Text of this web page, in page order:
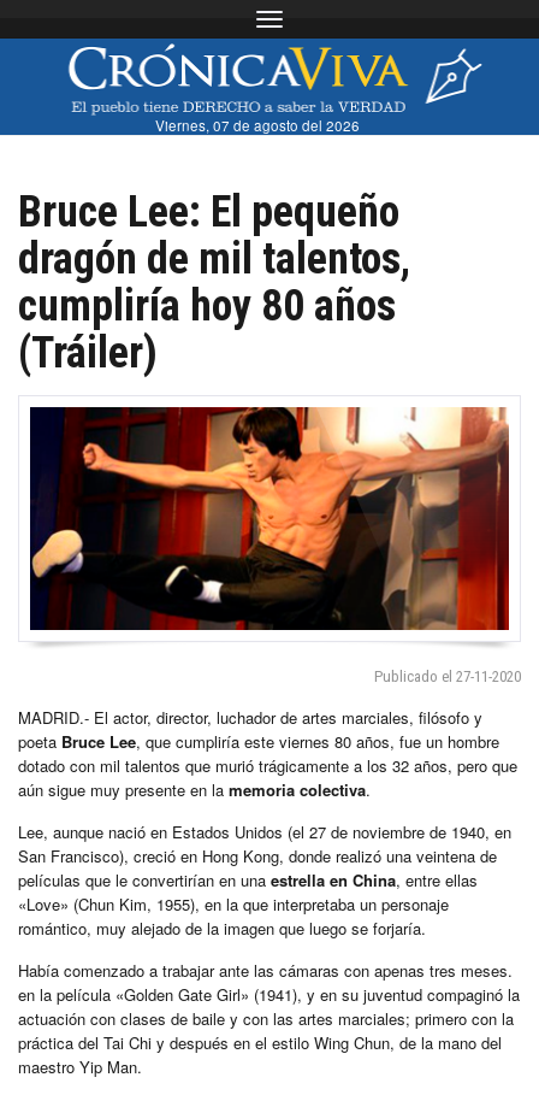
Toggle navigation
Viernes, 07 de agosto del 2026
Bruce Lee: El pequeño
dragón de mil talentos,
cumpliría hoy 80 años
(Tráiler)
Publicado el 27-11-2020
MADRID.- El actor, director, luchador de artes marciales, filósofo y
poeta Bruce Lee, que cumpliría este viernes 80 años, fue un hombre
dotado con mil talentos que murió trágicamente a los 32 años, pero que
aún sigue muy presente en la memoria colectiva.
Lee, aunque nació en Estados Unidos (el 27 de noviembre de 1940, en
San Francisco), creció en Hong Kong, donde realizó una veintena de
películas que le convertirían en una estrella en China, entre ellas
«Love» (Chun Kim, 1955), en la que interpretaba un personaje
romántico, muy alejado de la imagen que luego se forjaría.
Había comenzado a trabajar ante las cámaras con apenas tres meses.
en la película «Golden Gate Girl» (1941), y en su juventud compaginó la
actuación con clases de baile y con las artes marciales; primero con la
práctica del Tai Chi y después en el estilo Wing Chun, de la mano del
maestro Yip Man.